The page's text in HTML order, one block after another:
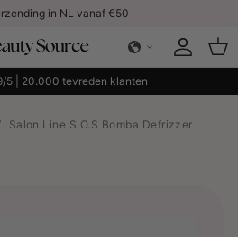
in NL vanaf €50
Account
20.000 tevreden klanten
Salon Line S.O.S Bomba Defrizzer